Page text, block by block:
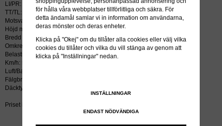
LI/PR: 123A8/120B
TT/TL: TL (slang krävs ej)
Motsvarar: 340/85R28
Höjd mm: 1308
Bredd mm: 372
Omkrets mm: 3893
Belastning kg: 1400
Km/h: 50
Luft/Bar: 1.6
Fälgbredd tum: 12
Däcktyp: radial
Priset inkluderar återvinningsavgift!
för hålla våra webbplatser tillförlitliga och säkra. För
detta ändamål samlar vi in information om användarna,
deras mönster och deras enheter.
Klicka på "Okej" om du tillåter alla cookies eller välj vilka
cookies du tillåter och vilka du vill stänga av genom att
klicka på "Inställningar" nedan.
INSTÄLLNINGAR
ENDAST NÖDVÄNDIGA